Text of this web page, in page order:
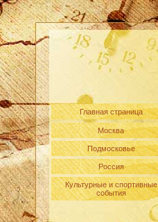
Главная страница
Москва
Подмосковье
Россия
Культурные и спортивные
события